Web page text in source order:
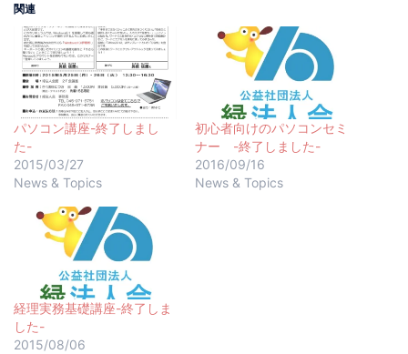
関連
パソコン講座-終了しまし
た-
2015/03/27
News & Topics
初心者向けのパソコンセミ
ナー -終了しました-
2016/09/16
News & Topics
経理実務基礎講座-終了しま
した-
2015/08/06